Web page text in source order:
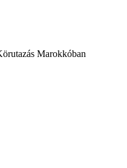
Marokkóban